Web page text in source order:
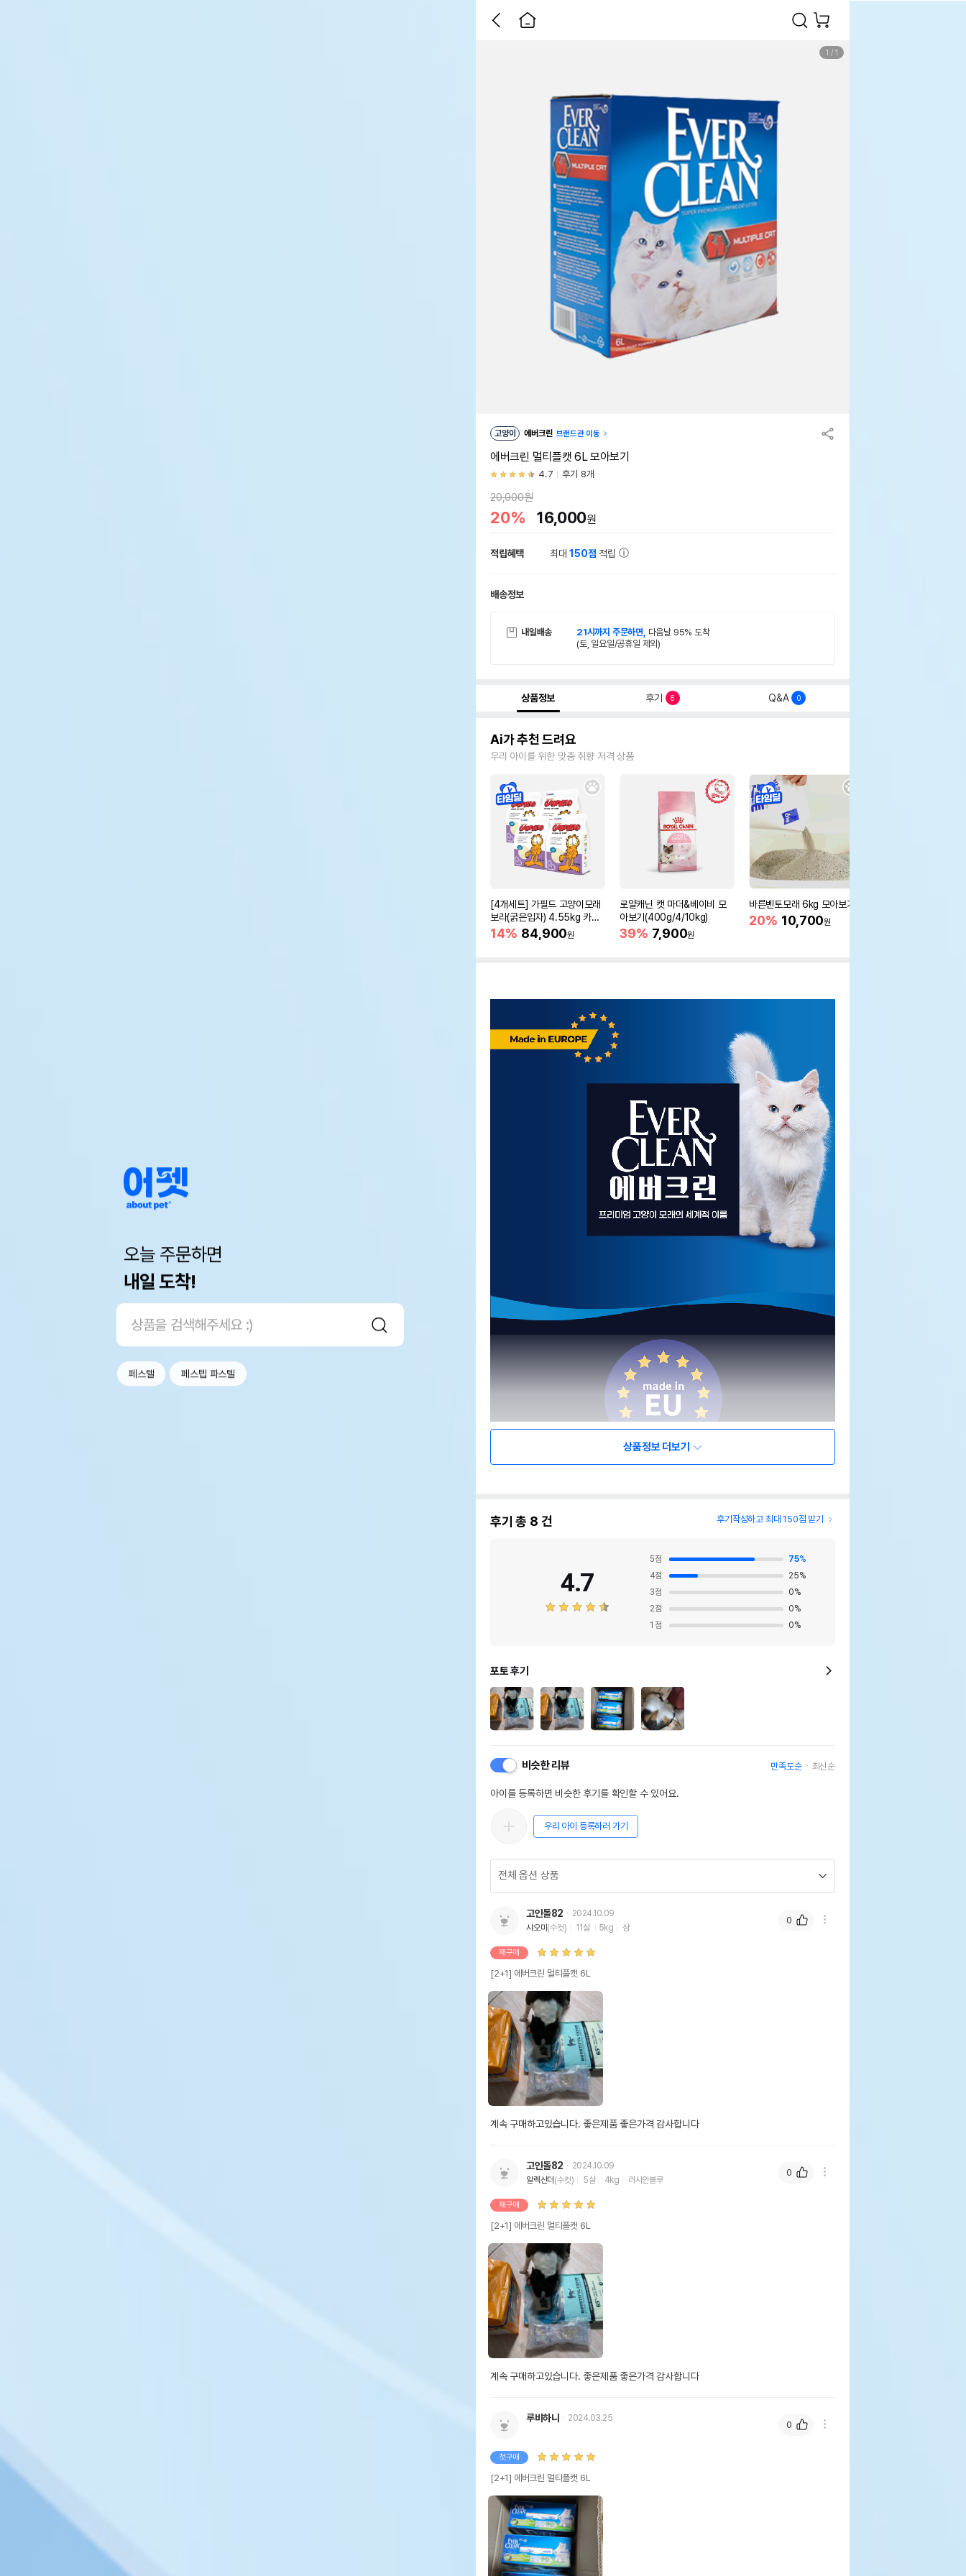
오늘 주문하면
내일 도착!
페스텔 페스텝 파스텔
1 / 1
고양이 에버크린 브랜드관 이동
에버크린 멀티플캣 6L 모아보기
4.7 후기 8개
20,000원
20% 16,000원
적립혜택 최대150점 적립
배송정보
내일배송 21시까지 주문하면, 다음날 95% 도착
(토, 일요일/공휴일 제외)
상품정보 후기 8 Q&A 0
Ai가 추천 드려요
우리 아이를 위한 맞춤 취향 저격 상품
[4개세트] 가필드 고양이모래
보라(굵은입자) 4.55kg 카사
바모래
14% 84,900원
로얄캐닌 캣 마더&베이비 모
아보기(400g/4/10kg)
39% 7,900원
바른벤토모래 6kg 모아보기
20% 10,700원
상품정보 더보기
후기 총 8 건 후기작성하고 최대 150점 받기
4.7
5점 75%
4점 25%
3점 0%
2점 0%
1 점 0%
포토 후기
비슷한 리뷰 만족도순 최신순
아이를 등록하면 비슷한 후기를 확인할 수 있어요.
우리 아이 등록하러 가기
고인돌82
2024.10.09
샤오미(수컷) 11살 5kg 샴
재구매
[2+1] 에버크린 멀티플캣 6L
계속 구매하고있습니다. 좋은제품 좋은가격 감사합니다
0
고인돌82
2024.10.09
알렉산더(수컷) 5살 4kg 러시안블루
재구매
[2+1] 에버크린 멀티플캣 6L
계속 구매하고있습니다. 좋은제품 좋은가격 감사합니다
0
루비하나 2024.03.25
첫구매
[2+1] 에버크린 멀티플캣 6L
0